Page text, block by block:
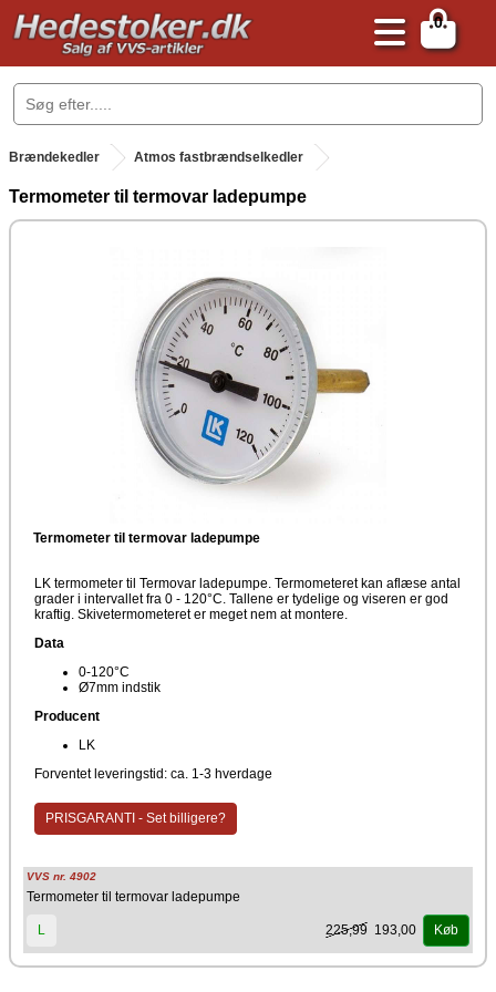
0
.
Brændekedler Atmos fastbrændselkedler
Termometer til termovar ladepumpe
Termometer til termovar ladepumpe
LK termometer til Termovar ladepumpe. Termometeret kan aflæse antal
grader i intervallet fra 0 - 120°C. Tallene er tydelige og viseren er god
kraftig. Skivetermometeret er meget nem at montere.
Data
0-120°C
Ø7mm indstik
Producent
LK
Forventet leveringstid: ca. 1-3 hverdage
PRISGARANTI - Set billigere?
VVS nr. 4902
Termometer til termovar ladepumpe
L 225,99 193,00 Køb